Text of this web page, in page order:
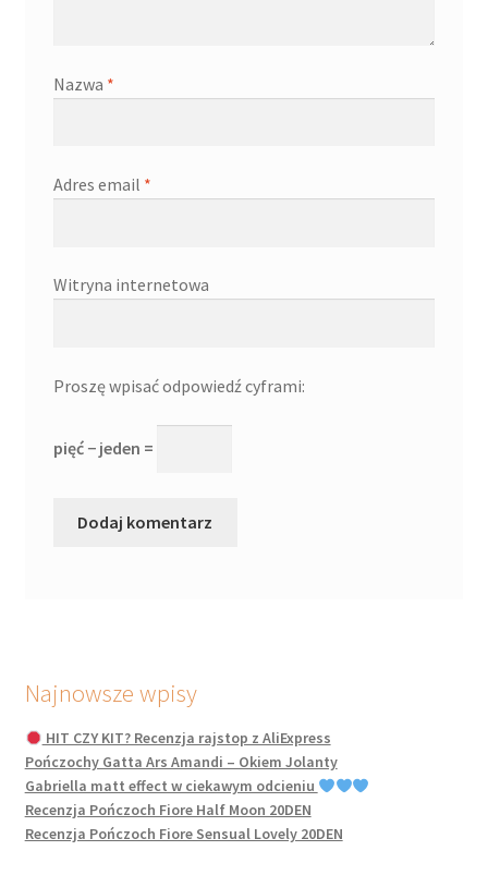
Nazwa *
Adres email *
Witryna internetowa
Proszę wpisać odpowiedź cyframi:
pięć − jeden =
Najnowsze wpisy
HIT CZY KIT? Recenzja rajstop z AliExpress
Pończochy Gatta Ars Amandi – Okiem Jolanty
Gabriella matt effect w ciekawym odcieniu
Recenzja Pończoch Fiore Half Moon 20DEN
Recenzja Pończoch Fiore Sensual Lovely 20DEN